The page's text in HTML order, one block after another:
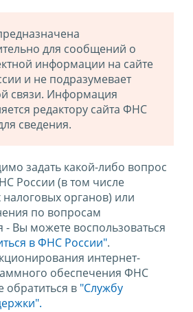
для сообщений о
информации на сайте
и не подразумевает
связи. Информация
редактору сайта ФНС
сведения.
задать какой-либо вопрос
России (в том числе
органов) или
по вопросам
Вы можете воспользоваться
в ФНС России".
интернет-
обеспечения ФНС
в "Службу